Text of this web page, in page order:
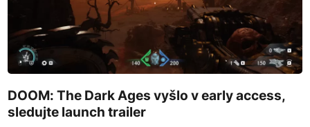
DOOM: The Dark Ages vyšlo v early access,
sledujte launch trailer